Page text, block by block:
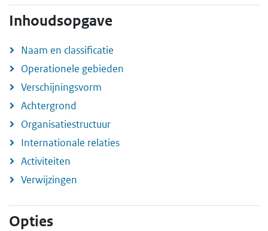
Inhoudsopgave
Naam en classificatie
Operationele gebieden
Verschijningsvorm
Achtergrond
Organisatiestructuur
Internationale relaties
Activiteiten
Verwijzingen
Opties